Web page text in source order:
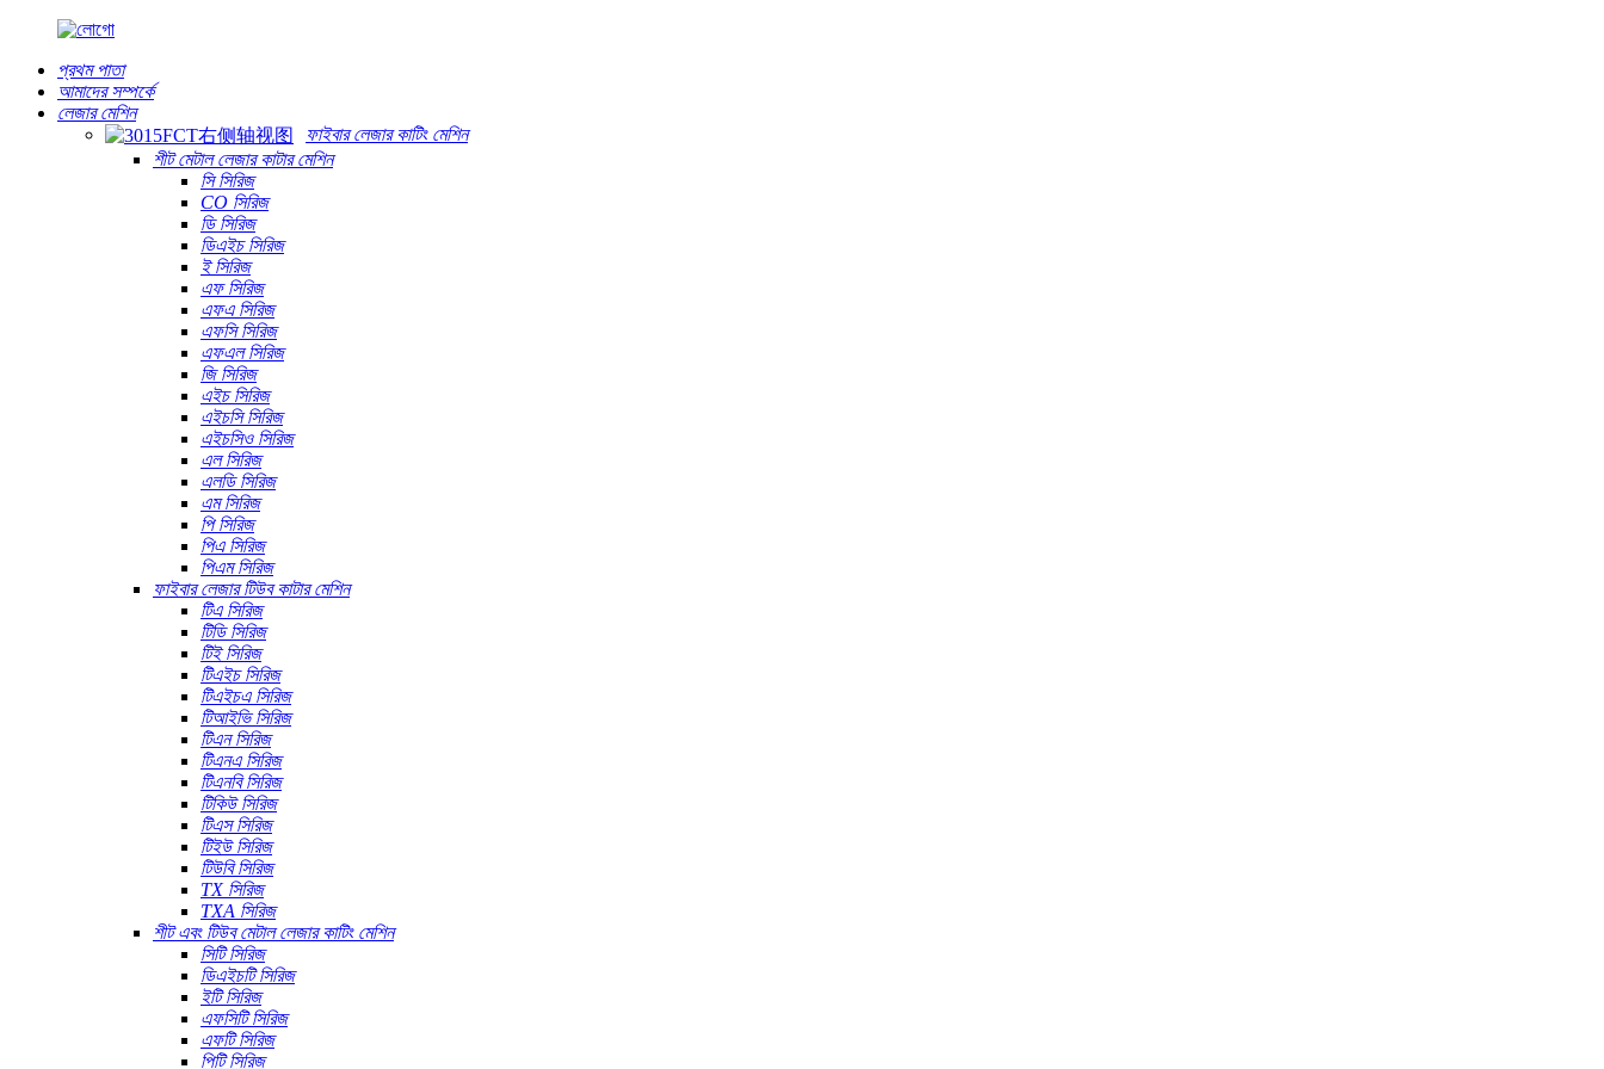
প্রথম পাতা
আমাদের সম্পর্কে
লেজার মেশিন
ফাইবার লেজার কাটিং মেশিন
শীট মেটাল লেজার কাটার মেশিন
সি সিরিজ
CO সিরিজ
ডি সিরিজ
ডিএইচ সিরিজ
ই সিরিজ
এফ সিরিজ
এফএ সিরিজ
এফসি সিরিজ
এফএল সিরিজ
জি সিরিজ
এইচ সিরিজ
এইচসি সিরিজ
এইচসিও সিরিজ
এল সিরিজ
এলডি সিরিজ
এম সিরিজ
পি সিরিজ
পিএ সিরিজ
পিএম সিরিজ
ফাইবার লেজার টিউব কাটার মেশিন
টিএ সিরিজ
টিডি সিরিজ
টিই সিরিজ
টিএইচ সিরিজ
টিএইচএ সিরিজ
টিআইভি সিরিজ
টিএন সিরিজ
টিএনএ সিরিজ
টিএনবি সিরিজ
টিকিউ সিরিজ
টিএস সিরিজ
টিইউ সিরিজ
টিউবি সিরিজ
TX সিরিজ
TXA সিরিজ
শীট এবং টিউব মেটাল লেজার কাটিং মেশিন
সিটি সিরিজ
ডিএইচটি সিরিজ
ইটি সিরিজ
এফসিটি সিরিজ
এফটি সিরিজ
পিটি সিরিজ